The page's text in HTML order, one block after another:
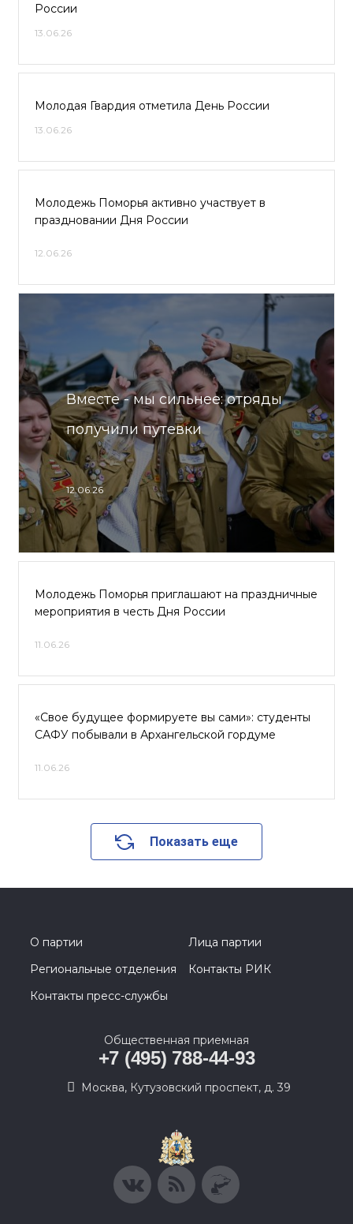
России
13.06.26
Молодая Гвардия отметила День России
13.06.26
Молодежь Поморья активно участвует в
праздновании Дня России
12.06.26
Вместе - мы сильнее: отряды
получили путевки
12.06.26
Молодежь Поморья приглашают на праздничные
мероприятия в честь Дня России
11.06.26
«Свое будущее формируете вы сами»: студенты
САФУ побывали в Архангельской гордуме
11.06.26
Показать еще
О партии
Лица партии
Региональные отделения
Контакты РИК
Контакты пресс-службы
Общественная приемная
+7 (495) 788-44-93
Москва, Кутузовский проспект, д. 39